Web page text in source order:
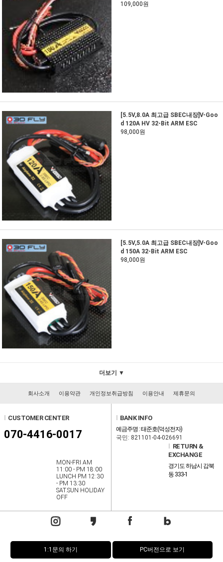
109,000원
[5.5V,8.0A 최고급 SBEC내장]V-Goo
d 120A HV 32-Bit ARM ESC
98,000원
[5.5V,5.0A 최고급 SBEC내장]V-Goo
d 150A 32-Bit ARM ESC
98,000원
더보기 ▼
회사소개 이용약관 개인정보취급방침 이용안내 제휴문의
CUSTOMER CENTER
070-4416-0017
MON-FRI AM
11:00 - PM 18:00
LUNCH PM 12:30
- PM 13:30
SAT.SUN HOLIDAY
OFF
BANK INFO
예금주명 : 태준호(덕성전자)
국민: 821101-04-026691
RETURN &
EXCHANGE
경기도 하남시 감북
동 333-1
1:1문의 하기 PC버전으로 보기